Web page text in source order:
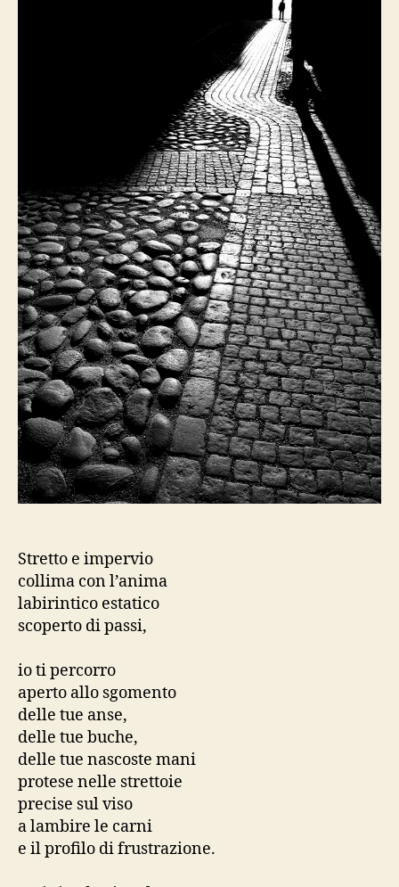
Stretto e impervio
collima con l’anima
labirintico estatico
scoperto di passi,
io ti percorro
aperto allo sgomento
delle tue anse,
delle tue buche,
delle tue nascoste mani
protese nelle strettoie
precise sul viso
a lambire le carni
e il profilo di frustrazione.